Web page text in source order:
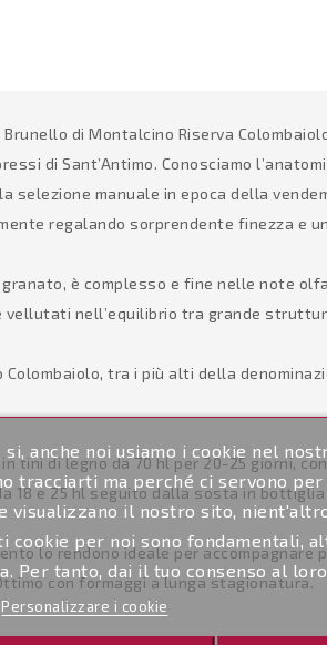
di Montalcino Riserva
di Sant’Antimo. Conosciamo
manuale in epoca della
regalando sorprendente finezza e
è complesso e fine nelle note
nell’equilibrio tra grande
tra i più alti della
tini di legno da 70 hl per 20-25 giorni,
18 e 25 hl seguito dalla sosta in bottiglia
lo rendono ideale per
con formaggi a lunga stagionatura.
si, anche noi usiamo i cookie nel
tracciarti ma perché ci servono per
visualizzano il nostro sito,
cookie per noi sono fondamentali,
Per tanto, dai il tuo consenso al
Personalizzare i cookie